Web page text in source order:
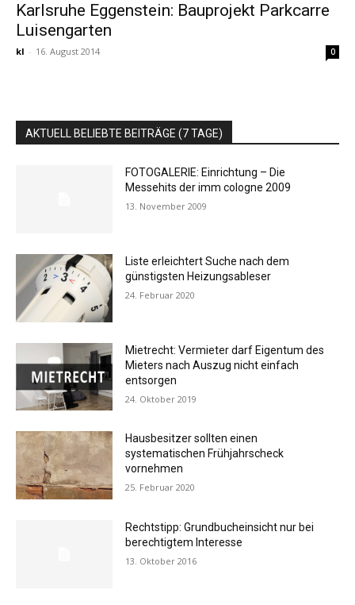
Karlsruhe Eggenstein: Bauprojekt Parkcarre
Luisengarten
kl - 16. August 2014 0
AKTUELL BELIEBTE BEITRÄGE (7 TAGE)
FOTOGALERIE: Einrichtung – Die
Messehits der imm cologne 2009
13. November 2009
Liste erleichtert Suche nach dem
günstigsten Heizungsableser
24. Februar 2020
Mietrecht: Vermieter darf Eigentum des
Mieters nach Auszug nicht einfach
entsorgen
24. Oktober 2019
Hausbesitzer sollten einen
systematischen Frühjahrscheck
vornehmen
25. Februar 2020
Rechtstipp: Grundbucheinsicht nur bei
berechtigtem Interesse
13. Oktober 2016